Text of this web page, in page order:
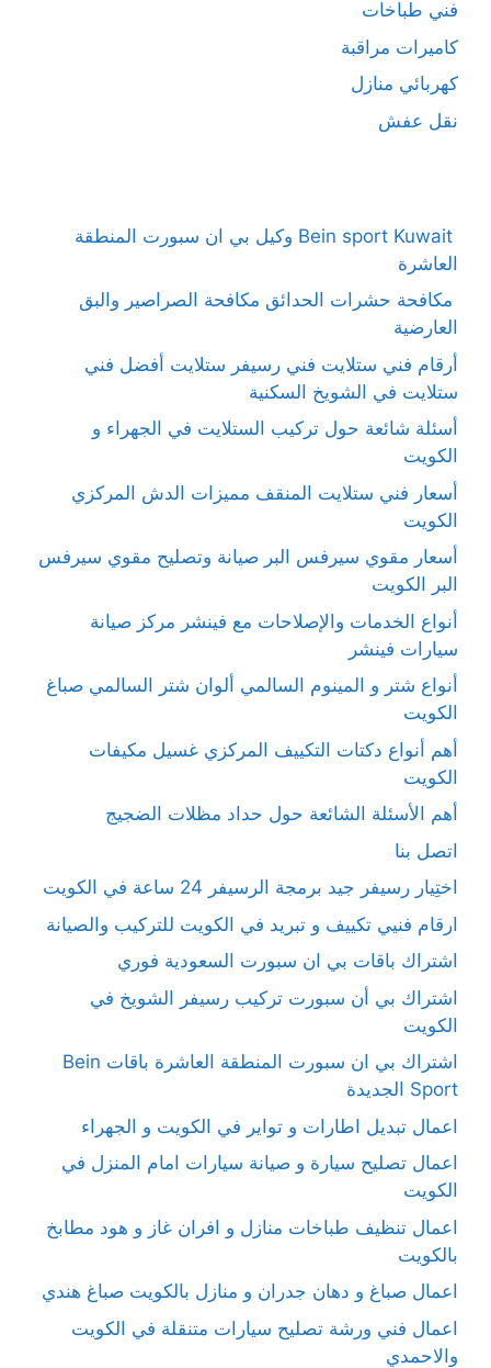
فني طباخات
كاميرات مراقبة
كهربائي منازل
نقل عفش
Bein sport Kuwait وكيل بي ان سبورت المنطقة
العاشرة
مكافحة حشرات الحدائق مكافحة الصراصير والبق
العارضية
أرقام فني ستلايت فني رسيفر ستلايت أفضل فني
ستلايت في الشويخ السكنية
أسئلة شائعة حول تركيب الستلايت في الجهراء و
الكويت
أسعار فني ستلايت المنقف مميزات الدش المركزي
الكويت
أسعار مقوي سيرفس البر صيانة وتصليح مقوي سيرفس
البر الكويت
أنواع الخدمات والإصلاحات مع فينشر مركز صيانة
سيارات فينشر
أنواع شتر و المينوم السالمي ألوان شتر السالمي صباغ
الكويت
أهم أنواع دكتات التكييف المركزي غسيل مكيفات
الكويت
أهم الأسئلة الشائعة حول حداد مظلات الضجيج
اتصل بنا
اختِيار رسيفر جيد برمجة الرسيفر 24 ساعة في الكويت
ارقام فنيي تكييف و تبريد في الكويت للتركيب والصيانة
اشتراك باقات بي ان سبورت السعودية فوري
اشتراك بي أن سبورت تركيب رسيفر الشويخ في
الكويت
اشتراك بي ان سبورت المنطقة العاشرة باقات Bein
Sport الجديدة
اعمال تبديل اطارات و تواير في الكويت و الجهراء
اعمال تصليح سيارة و صيانة سيارات امام المنزل في
الكويت
اعمال تنظيف طباخات منازل و افران غاز و هود مطابخ
بالكويت
اعمال صباغ و دهان جدران و منازل بالكويت صباغ هندي
اعمال فني ورشة تصليح سيارات متنقلة في الكويت
والاحمدي